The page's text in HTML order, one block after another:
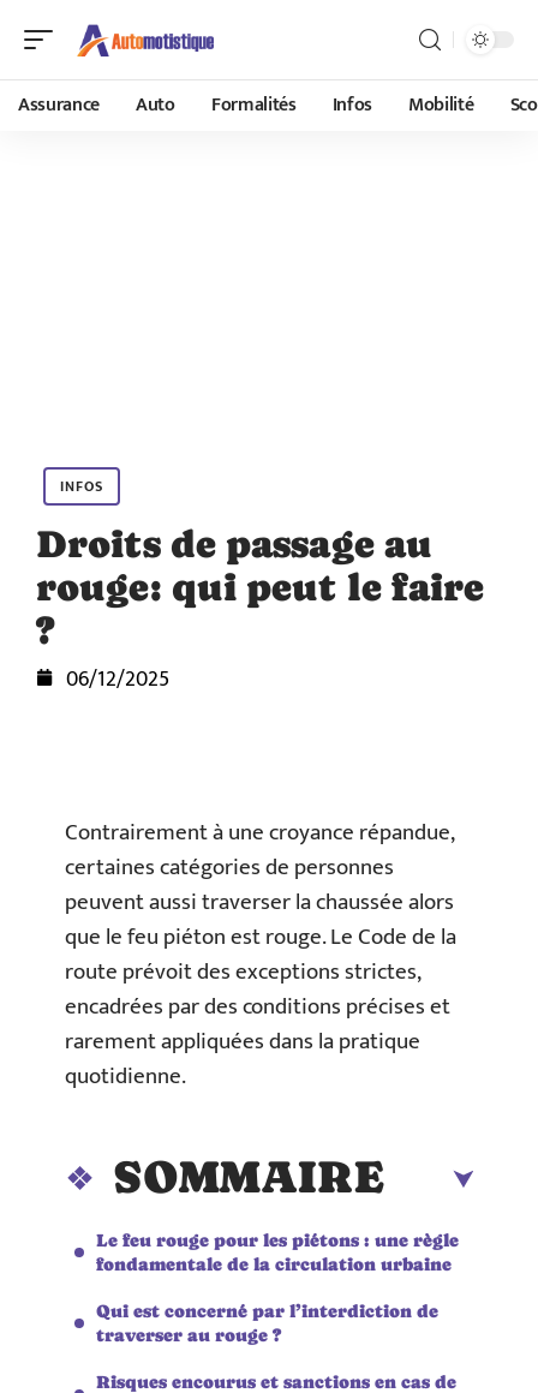
Assurance Auto Formalités Infos Mobilité
INFOS
Droits de passage au
rouge: qui peut le faire
?
06/12/2025
Contrairement à une croyance répandue,
certaines catégories de personnes
peuvent aussi traverser la chaussée alors
que le feu piéton est rouge. Le Code de la
route prévoit des exceptions strictes,
encadrées par des conditions précises et
rarement appliquées dans la pratique
quotidienne.
SOMMAIRE
Le feu rouge pour les piétons : une règle
fondamentale de la circulation urbaine
Qui est concerné par l’interdiction de
traverser au rouge ?
Risques encourus et sanctions en cas de